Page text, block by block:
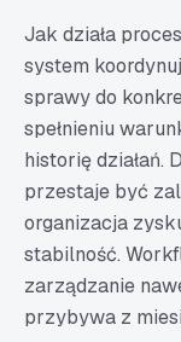
Jak działa
system
sprawy do
spełnieniu
historię działań.
przestaje być
organizacja
stabilność.
zarządzanie
przybywa z